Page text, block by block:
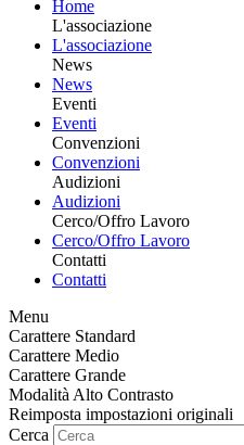
Home
L'associazione
L'associazione
News
News
Eventi
Eventi
Convenzioni
Convenzioni
Audizioni
Audizioni
Cerco/Offro Lavoro
Cerco/Offro Lavoro
Contatti
Contatti
Menu
Carattere Standard
Carattere Medio
Carattere Grande
Modalità Alto Contrasto
Reimposta impostazioni originali
Cerca